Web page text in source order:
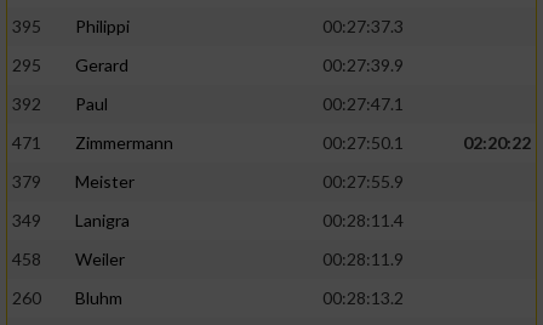
395
Philippi
00:27:37.3
295
Gerard
00:27:39.9
392
Paul
00:27:47.1
471
Zimmermann 00:27:50.1
02:20:22
379
Meister
00:27:55.9
349
Lanigra
00:28:11.4
458
Weiler
00:28:11.9
260
Bluhm
00:28:13.2